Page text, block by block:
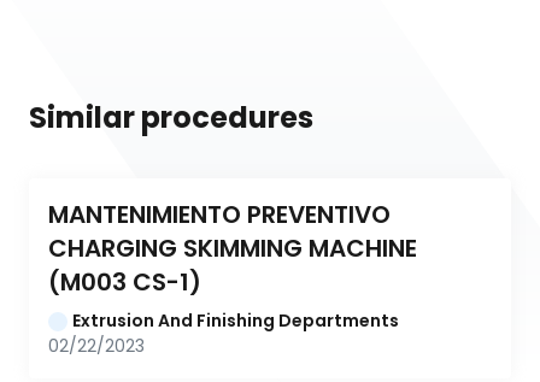
Similar procedures
MANTENIMIENTO PREVENTIVO
CHARGING SKIMMING MACHINE
(M003 CS-1)
Extrusion And Finishing Departments
02/22/2023